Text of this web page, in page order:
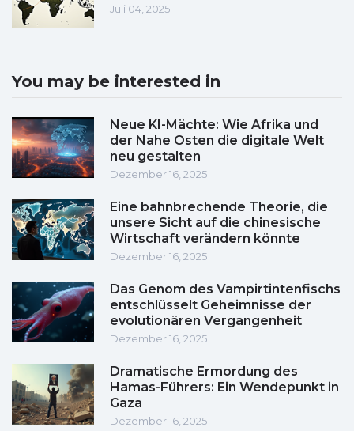
Juli 04, 2025
You may be interested in
Neue KI-Mächte: Wie Afrika und
der Nahe Osten die digitale Welt
neu gestalten
Dezember 16, 2025
Eine bahnbrechende Theorie, die
unsere Sicht auf die chinesische
Wirtschaft verändern könnte
Dezember 16, 2025
Das Genom des Vampirtintenfischs
entschlüsselt Geheimnisse der
evolutionären Vergangenheit
Dezember 16, 2025
Dramatische Ermordung des
Hamas-Führers: Ein Wendepunkt in
Gaza
Dezember 16, 2025